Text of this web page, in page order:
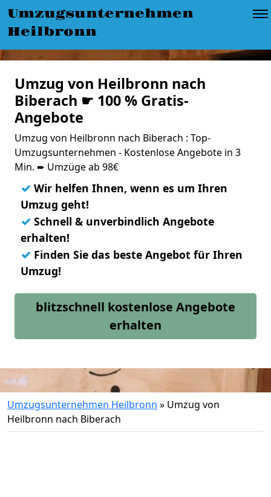
Umzugsunternehmen
Heilbronn
Umzug von Heilbronn nach
Biberach ☛ 100 % Gratis-
Angebote
Umzug von Heilbronn nach Biberach : Top-
Umzugsunternehmen - Kostenlose Angebote in 3
Min. ➨ Umzüge ab 98€
✓ Wir helfen Ihnen, wenn es um Ihren
Umzug geht!
✓ Schnell & unverbindlich Angebote
erhalten!
✓ Finden Sie das beste Angebot für Ihren
Umzug!
blitzschnell kostenlose Angebote
erhalten
Umzugsunternehmen Heilbronn » Umzug von
Heilbronn nach Biberach